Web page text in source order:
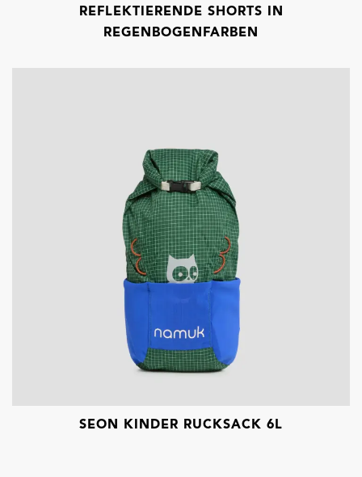
REFLEKTIERENDE SHORTS IN
REGENBOGENFARBEN
SEON KINDER RUCKSACK 6L